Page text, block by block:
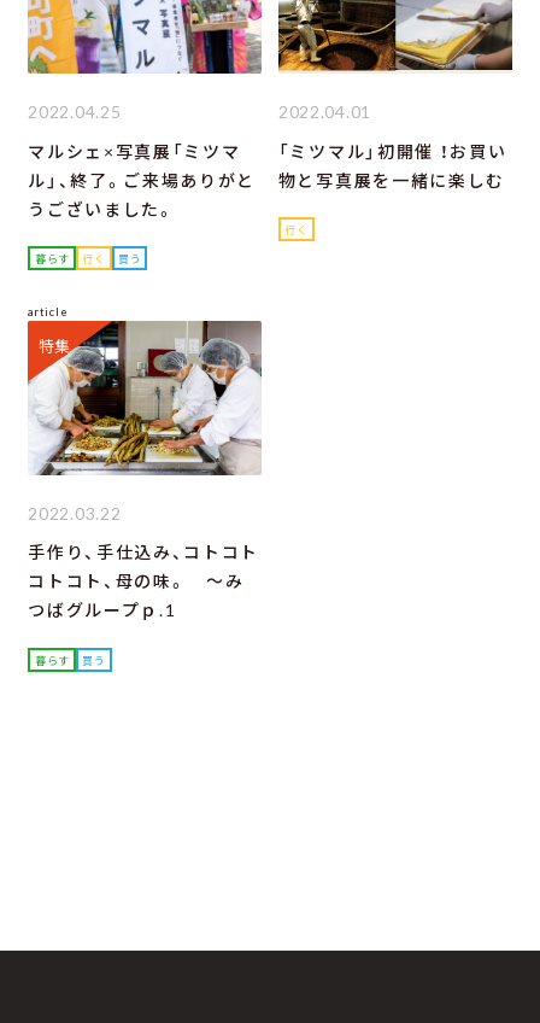
2022.04.25
マルシェ×写真展「ミツマ
ル」、終了。ご来場ありがと
うございました。
暮らす 行く 買う
2022.04.01
「ミツマル」初開催 ！お買い
物と写真展を一緒に楽しむ
行く
article
特集
2022.03.22
手作り、手仕込み、コトコト
コトコト、母の味。 ～み
つばグループｐ.1
暮らす 買う